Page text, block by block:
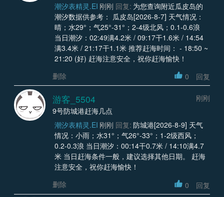
潮汐表精灵.EI 刚刚 回复: 为您查询附近瓜皮岛的
潮汐数据供参考： 瓜皮岛[2026-8-7] 天气情况：
晴；水29°；气25°-31°；2-4级北风；0.1-0.6浪
当日潮汐：02:49满4.2米 / 09:17干1.6米 / 14:54
满3.4米 / 21:17干1.1米 推荐赶海时间： - 18:50 ~
21:20 (好) 赶海注意安全，祝你赶海愉快！
删除
0 回复
游客_5504
刚刚
9号防城港赶海几点
潮汐表精灵.EI 刚刚 回复: 防城港[2026-8-9] 天气
情况：小雨；水31°；气26°-33°；1-2级西风；
0.2-0.3浪 当日潮汐：00:14干0.7米 / 14:10满4.7
米 当日赶海条件一般，建议选择其他日期。 赶海
注意安全，祝你赶海愉快！
删除
0 回复